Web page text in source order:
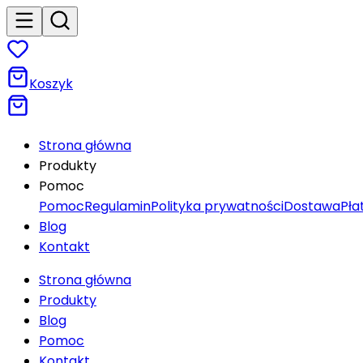
Koszyk
Strona główna
Produkty
Pomoc
PomocRegulaminPolityka prywatnościDostawa
Blog
Kontakt
Strona główna
Produkty
Blog
Pomoc